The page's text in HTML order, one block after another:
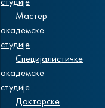
Мастер
академске
студије
Специјалистичке
академске
студије
Докторске